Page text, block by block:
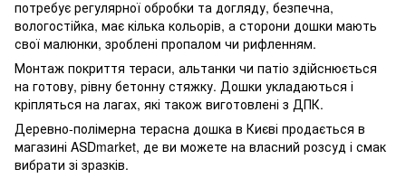
потребує регулярної обробки та догляду, безпечна,
вологостійка, має кілька кольорів, а сторони дошки мають
свої малюнки, зроблені пропалом чи рифленням.
Монтаж покриття тераси, альтанки чи патіо здійснюється
на готову, рівну бетонну стяжку. Дошки укладаються і
кріпляться на лагах, які також виготовлені з ДПК.
Деревно-полімерна терасна дошка в Києві продається в
магазині ASDmarket, де ви можете на власний розсуд і смак
вибрати зі зразків.